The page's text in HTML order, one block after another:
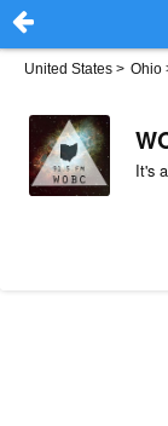
United States > Ohio
It's